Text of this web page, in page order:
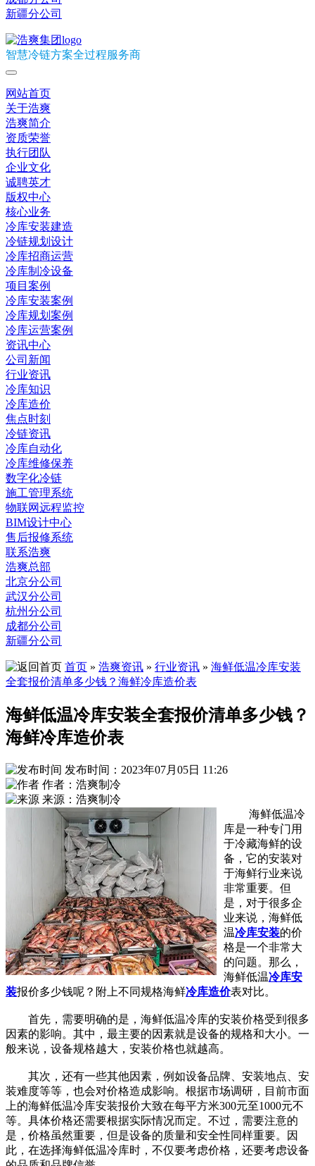
新疆分公司
智慧冷链方案全过程服务商
网站首页
关于浩爽
浩爽简介
资质荣誉
执行团队
企业文化
诚聘英才
版权中心
核心业务
冷库安装建造
冷链规划设计
冷库招商运营
冷库制冷设备
项目案例
冷库安装案例
冷库规划案例
冷库运营案例
资讯中心
公司新闻
行业资讯
冷库知识
冷库造价
焦点时刻
冷链资讯
冷库自动化
冷库维修保养
数字化冷链
施工管理系统
物联网远程监控
BIM设计中心
售后报修系统
联系浩爽
浩爽总部
北京分公司
武汉分公司
杭州分公司
成都分公司
新疆分公司
首页 » 浩爽资讯 » 行业资讯 » 海鲜低温冷库安装
全套报价清单多少钱？海鲜冷库造价表
海鲜低温冷库安装全套报价清单多少钱？
海鲜冷库造价表
发布时间：2023年07月05日 11:26
作者：浩爽制冷
来源：浩爽制冷
海鲜低温冷
库是一种专门用
于冷藏海鲜的设
备，它的安装对
于海鲜行业来说
非常重要。但
是，对于很多企
业来说，海鲜低
温冷库安装的价
格是一个非常大
的问题。那么，
海鲜低温冷库安
装报价多少钱呢？附上不同规格海鲜冷库造价表对比。
首先，需要明确的是，海鲜低温冷库的安装价格受到很多
因素的影响。其中，最主要的因素就是设备的规格和大小。一
般来说，设备规格越大，安装价格也就越高。
其次，还有一些其他因素，例如设备品牌、安装地点、安
装难度等等，也会对价格造成影响。根据市场调研，目前市面
上的海鲜低温冷库安装报价大致在每平方米300元至1000元不
等。具体价格还需要根据实际情况而定。不过，需要注意的
是，价格虽然重要，但是设备的质量和安全性同样重要。因
此，在选择海鲜低温冷库时，不仅要考虑价格，还要考虑设备